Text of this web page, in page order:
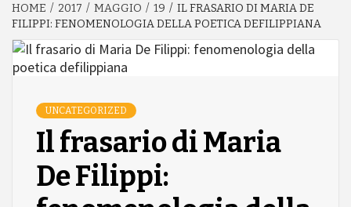
HOME 2017 MAGGIO 19
IL FRASARIO DI MARIA DE
FILIPPI: FENOMENOLOGIA DELLA POETICA DEFILIPPIANA
UNCATEGORIZED
Il frasario di Maria
De Filippi: